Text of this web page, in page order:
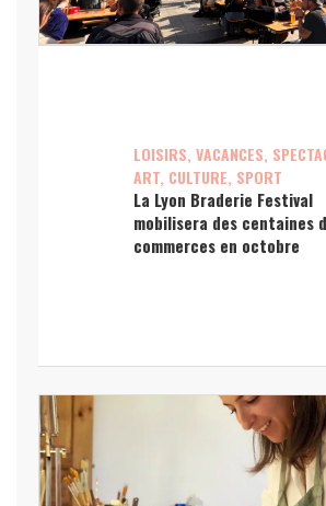
ART, CULTURE, SPORT
La Lyon Braderie Festival
mobilisera des centaines de
commerces en octobre